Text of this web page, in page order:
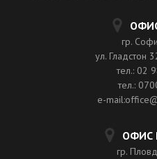
гр.
ул. Гладстон
тел.: 02
тел.:
e-
ОФИС
гр.